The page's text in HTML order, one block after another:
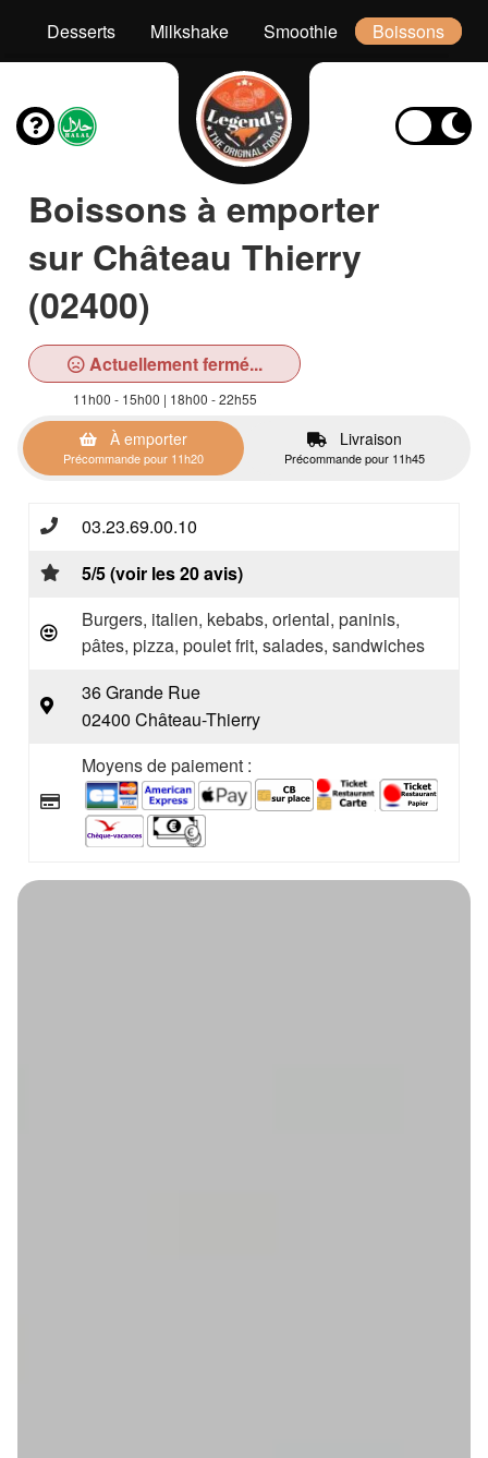
Desserts Milkshake Smoothie Boissons
Boissons à emporter
sur Château Thierry
(02400)
Actuellement fermé...
11h00 - 15h00 | 18h00 - 22h55
À emporter
Précommande pour 11h20
Livraison
Précommande pour 11h45
03.23.69.00.10
5/5 (voir les 20 avis)
Burgers, italien, kebabs, oriental, paninis,
pâtes, pizza, poulet frit, salades, sandwiches
36 Grande Rue
02400 Château-Thierry
Moyens de paiement :